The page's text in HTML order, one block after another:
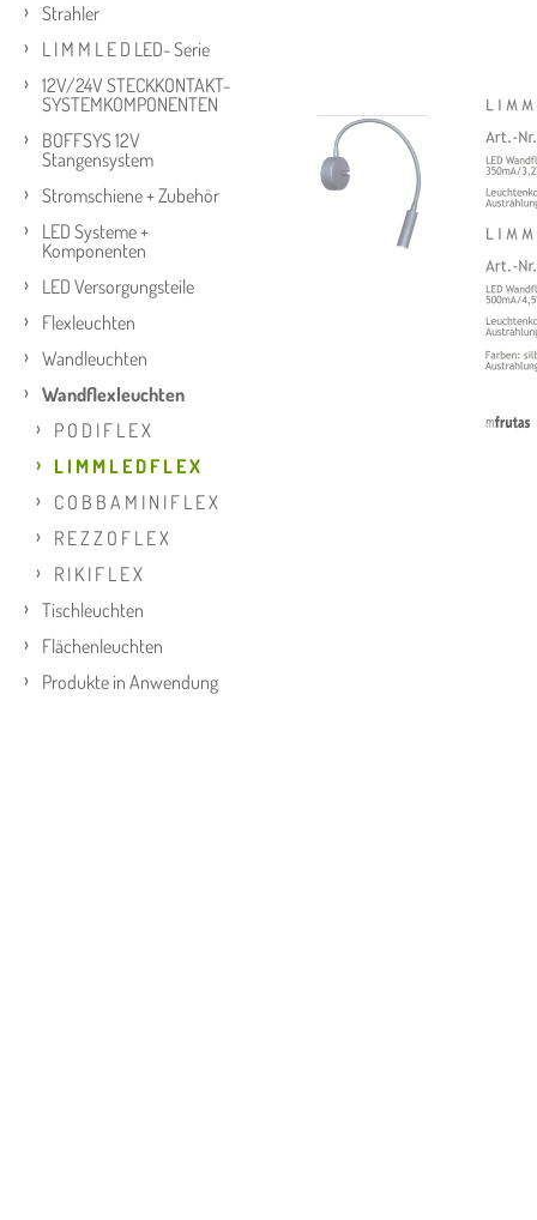
Strahler
L I M M L E D LED- Serie
12V/24V STECKKONTAKT-
SYSTEMKOMPONENTEN
BOFFSYS 12V
Stangensystem
Stromschiene + Zubehör
LED Systeme +
Komponenten
LED Versorgungsteile
Flexleuchten
Wandleuchten
Wandflexleuchten
P O D I F L E X
L I M M L E D F L E X
C O B B A M I N I F L E X
R E Z Z O F L E X
R I K I F L E X
Tischleuchten
Flächenleuchten
Produkte in Anwendung